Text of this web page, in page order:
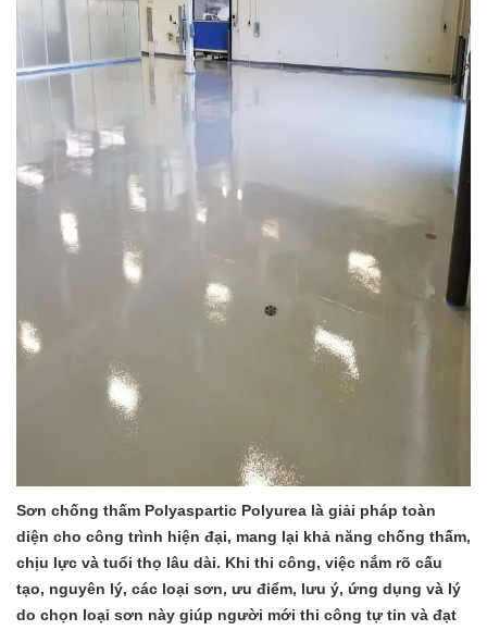
Sơn chống thấm Polyaspartic Polyurea là giải pháp toàn
diện cho công trình hiện đại, mang lại khả năng chống thấm,
chịu lực và tuổi thọ lâu dài. Khi thi công, việc nắm rõ cấu
tạo, nguyên lý, các loại sơn, ưu điểm, lưu ý, ứng dụng và lý
do chọn loại sơn này giúp người mới thi công tự tin và đạt